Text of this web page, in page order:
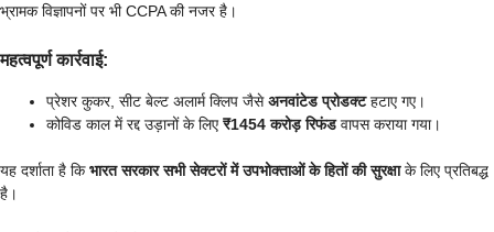
भ्रामक विज्ञापनों पर भी CCPA की नजर है।
महत्वपूर्ण कार्रवाई:
प्रेशर कुकर, सीट बेल्ट अलार्म क्लिप जैसेअनवांटेड प्रोडक्टहटाए गए।
कोविड काल में रद्द उड़ानों के लिए₹1454 करोड़ रिफंडवापस कराया गया।
यह दर्शाता है किभारत सरकार सभी सेक्टरों में उपभोक्ताओं के हितों की सुरक्षाके लिए प्रतिबद्ध
है।